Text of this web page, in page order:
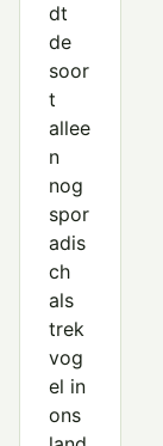
dt
de
soor
t
allee
n
nog
spor
adis
ch
als
trek
vog
el in
ons